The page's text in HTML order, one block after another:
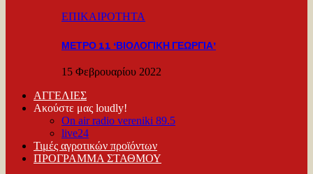
ΕΠΙΚΑΙΡΟΤΗΤΑ
ΜΕΤΡΟ 11 ‘ΒΙΟΛΟΓΙΚΗ ΓΕΩΡΓΙΑ’
15 Φεβρουαρίου 2022
ΑΓΓΕΛΙΕΣ
Ακούστε μας loudly!
On air radio vereniki 89.5
live24
Τιμές αγροτικών προϊόντων
ΠΡΟΓΡΑΜΜΑ ΣΤΑΘΜΟΥ